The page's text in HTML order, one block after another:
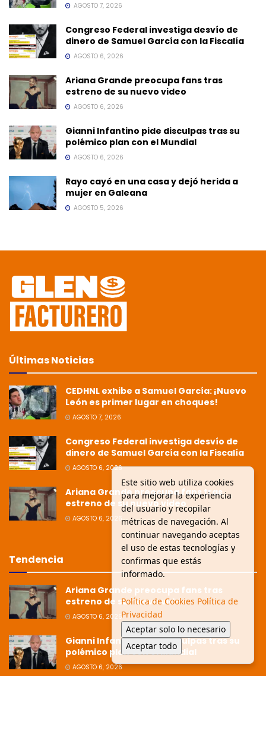
AGOSTO 7, 2026
Congreso Federal investiga desvío de
dinero de Samuel García con la Fiscalía
AGOSTO 6, 2026
Ariana Grande preocupa fans tras
estreno de su nuevo video
AGOSTO 6, 2026
Gianni Infantino pide disculpas tras su
polémico plan con el Mundial
AGOSTO 6, 2026
Rayo cayó en una casa y dejó herida a
mujer en Galeana
AGOSTO 5, 2026
Últimas Noticias
CEDHNL exhibe a Samuel García: ¡Nuevo
León es primer lugar en choques!
AGOSTO 7, 2026
Congreso Federal investiga desvío de
dinero de Samuel García con la Fiscalía
AGOSTO 6, 2026
Ariana Grande preocupa fans tras
estreno de su nuevo video
AGOSTO 6, 2026
Tendencia
Ariana Grande preocupa fans tras
estreno de su nuevo video
AGOSTO 6, 2026
Gianni Infantino pide disculpas tras su
polémico plan con el Mundial
AGOSTO 6, 2026
Este sitio web utiliza cookies
para mejorar la experiencia
del usuario y recopilar
métricas de navegación. Al
continuar navegando aceptas
el uso de estas tecnologías y
confirmas que estás
informado.
Política de Cookies Política de
Privacidad
Aceptar solo lo necesario
Aceptar todo